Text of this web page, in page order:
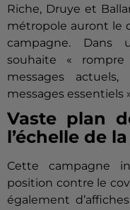
Riche, Druye et
métropole auront le
campagne. Dans
souhaite «
messages
messages essentiels
Vaste plan
l’échelle de
Cette campagne
position contre le
également